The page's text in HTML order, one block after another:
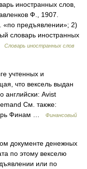
иностранных слов,
Ф., 1907.
«по предъявлении»; 2)
словарь иностранных
Словарь иностранных слов
учтенных и
что вексель выдан
английски: Avist
См. также:
Финам …
Финансовый
документе денежных
по этому векселю
или по